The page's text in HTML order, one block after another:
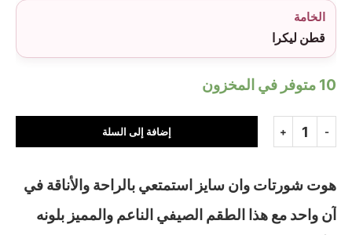
الخامة
قطن ليكرا
10 متوفر في المخزون
إضافة إلى السلة
هوت شورتات وان سايز استمتعي بالراحة والأناقة في
آن واحد مع هذا الطقم الصيفي الناعم والمميز بلونه